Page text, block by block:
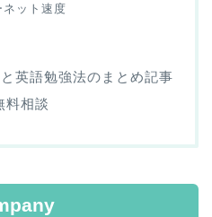
ット速度
英語勉強法のまとめ記事
料相談